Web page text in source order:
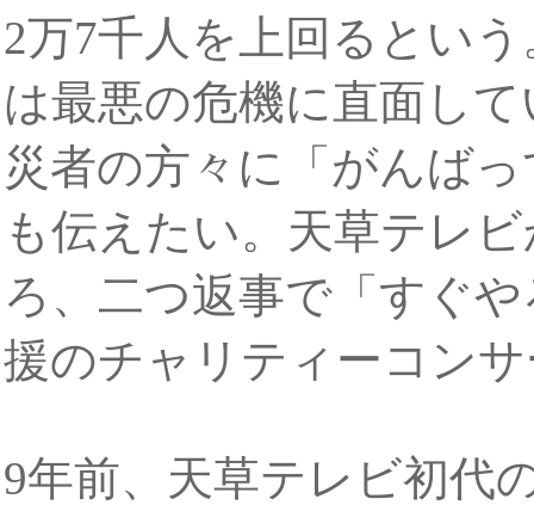
2万7千人を上回るとい
は最悪の危機に直面し
災者の方々に「がんば
も伝えたい。天草テレ
ろ、二つ返事で「すぐ
援のチャリティーコン
9年前、天草テレビ初代